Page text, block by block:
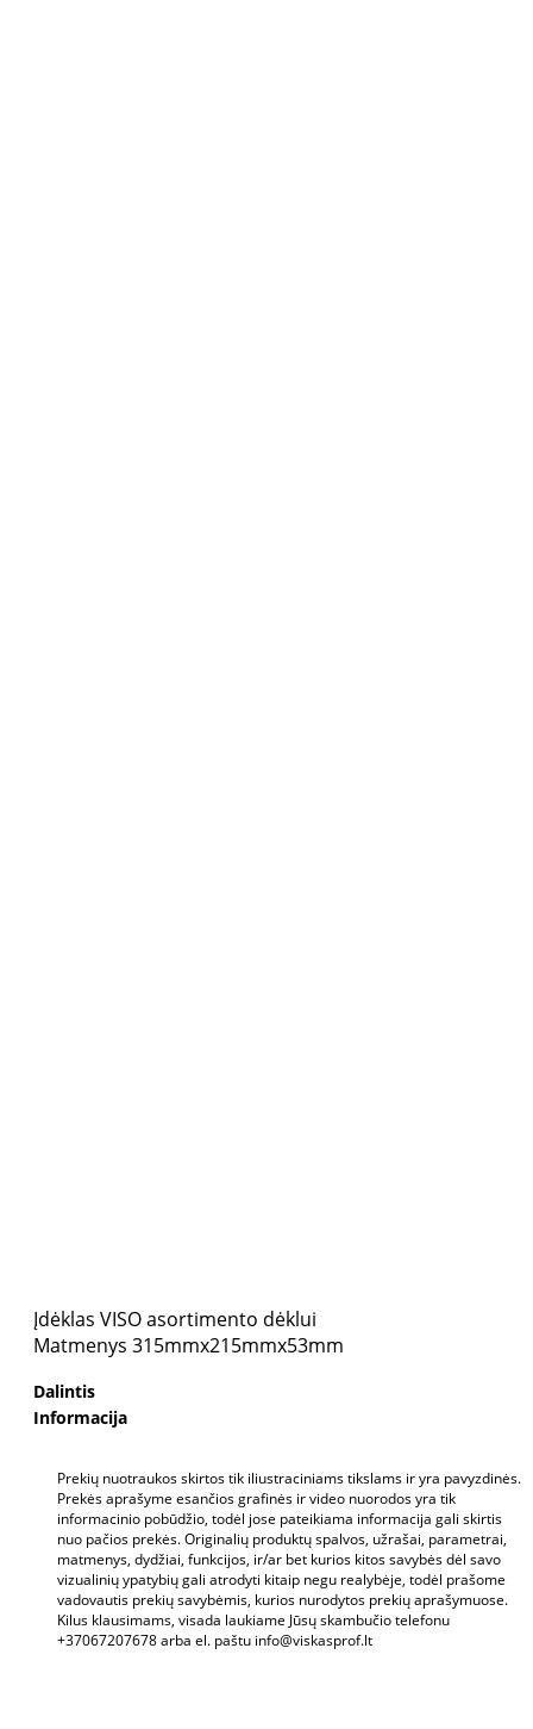
Įdėklas VISO asortimento dėklui
Matmenys 315mmx215mmx53mm
Dalintis
Informacija
Prekių nuotraukos skirtos tik iliustraciniams tikslams ir yra pavyzdinės.
Prekės aprašyme esančios grafinės ir video nuorodos yra tik
informacinio pobūdžio, todėl jose pateikiama informacija gali skirtis
nuo pačios prekės. Originalių produktų spalvos, užrašai, parametrai,
matmenys, dydžiai, funkcijos, ir/ar bet kurios kitos savybės dėl savo
vizualinių ypatybių gali atrodyti kitaip negu realybėje, todėl prašome
vadovautis prekių savybėmis, kurios nurodytos prekių aprašymuose.
Kilus klausimams, visada laukiame Jūsų skambučio telefonu
+37067207678 arba el. paštu info@viskasprof.lt